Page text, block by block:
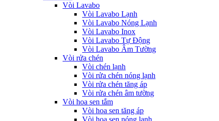
Vòi Lavabo
Vòi Lavabo Lạnh
Vòi Lavabo Nóng Lạnh
Vòi Lavabo Inox
Vòi Lavabo Tự Động
Vòi Lavabo Âm Tường
Vòi rửa chén
Vòi chén lạnh
Vòi rửa chén nóng lạnh
Vòi rửa chén tăng áp
Vòi rửa chén âm tường
Vòi hoa sen tắm
Vòi hoa sen tăng áp
Vòi hoa sen nóng lạnh